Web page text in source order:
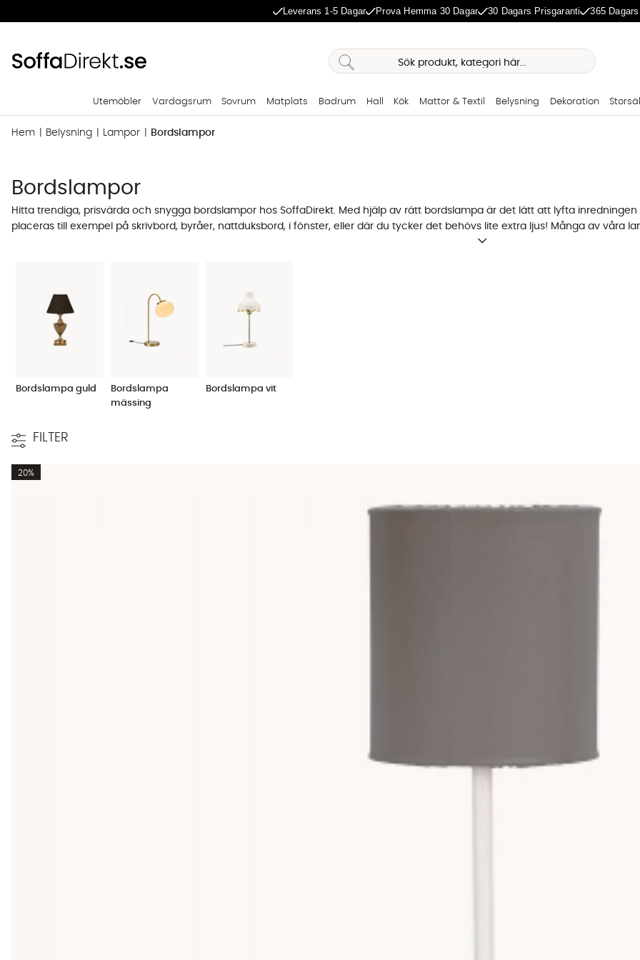
Leverans 1-5 Dagar Prova Hemma 30 Dagar 30 Dagars Prisgaranti 365
Utemöbler Vardagsrum Sovrum Matplats Badrum Hall Kök Mattor & Textil Belysning Dekoration
Hem Belysning Lampor Bordslampor
Bordslampor
Hitta trendiga, prisvärda och snygga bordslampor hos SoffaDirekt. Med hjälp av rätt bordslampa är det lätt att lyfta
placeras till exempel på skrivbord, byråer, nattduksbord, i fönster, eller där du tycker det behövs lite extra ljus! Många av våra
hos SoffaDirekt. I vårt utbud finns det många bordslampor i trendiga färger som mässing och koppar, samt från flera populära
Bordslampa guld
Bordslampa
mässing
Bordslampa vit
FILTER
20%